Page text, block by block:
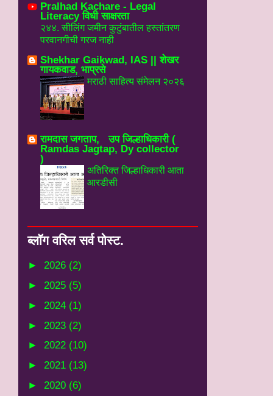
Pralhad Kachare - Legal
Literacy विधी साक्षरता
२४४. सीलिंग जमीन कुटुंबातील हस्तांतरण
परवानगीची गरज नाही
Shekhar Gaikwad, IAS || शेखर
गायकवाड, भाप्रसे
मराठी साहित्य संमेलन २०२६
रामदास जगताप, उप जिल्हाधिकारी (
Ramdas Jagtap, Dy collector
)
अतिरिक्त जिल्हाधिकारी आता
आरडीसी
ब्‍लॉग वरिल सर्व पोस्‍ट.
► 2026 (2)
► 2025 (5)
► 2024 (1)
► 2023 (2)
► 2022 (10)
► 2021 (13)
► 2020 (6)